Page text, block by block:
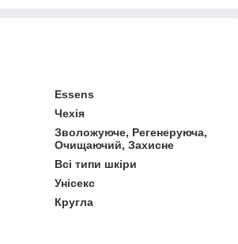
Essens
Чехія
Зволожуюче, Регенеруюча,
Очищаючий, Захисне
Всі типи шкіри
Унісекс
Кругла